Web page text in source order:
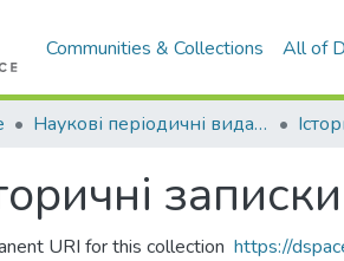
Communities & Collections All of
Наукові періодичні видання СНУ ім. В. Даля
URI for this collection https://